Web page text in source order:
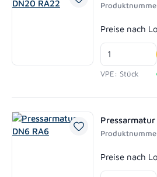
Regulärer
Preise nach
VPE: Stück
Pressarmatur
Regulärer
Preise nach